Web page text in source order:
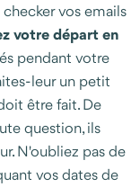
vos emails
votre départ en
pendant votre
leur un petit
être fait. De
question, ils
N'oubliez pas de
vos dates de